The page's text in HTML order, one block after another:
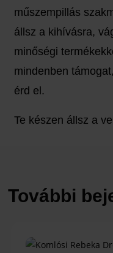
műszempillás
állsz a kihívásra,
minőségi
mindenben
érd el.
Te készen állsz a
További